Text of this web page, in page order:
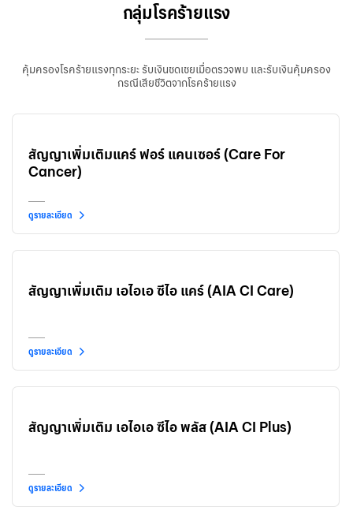
กลุ่มโรคร้ายแรง
คุ้มครองโรคร้ายแรงทุกระยะ รับเงินชดเชยเมื่อตรวจพบ และรับเงินคุ้มครอง
กรณีเสียชีวิตจากโรคร้ายแรง
สัญญาเพิ่มเติมแคร์ ฟอร์ แคนเซอร์ (Care For
Cancer)
ดูรายละเอียด
สัญญาเพิ่มเติม เอไอเอ ซีไอ แคร์ (AIA CI Care)
ดูรายละเอียด
สัญญาเพิ่มเติม เอไอเอ ซีไอ พลัส (AIA CI Plus)
ดูรายละเอียด